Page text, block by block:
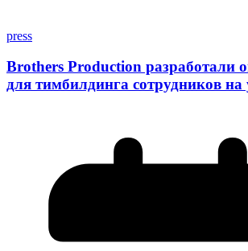
press
Brothers Production разработали
для тимбилдинга сотрудников на